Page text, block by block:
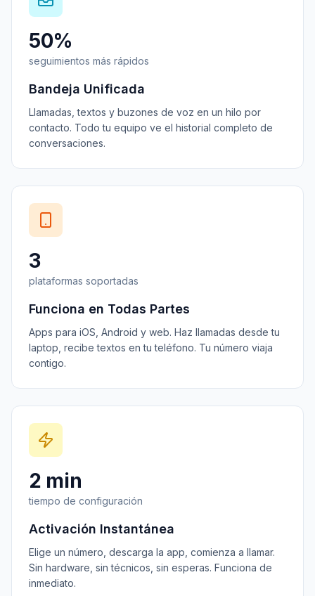
50%
seguimientos más rápidos
Bandeja Unificada
Llamadas, textos y buzones de voz en un hilo por
contacto. Todo tu equipo ve el historial completo de
conversaciones.
3
plataformas soportadas
Funciona en Todas Partes
Apps para iOS, Android y web. Haz llamadas desde tu
laptop, recibe textos en tu teléfono. Tu número viaja
contigo.
2 min
tiempo de configuración
Activación Instantánea
Elige un número, descarga la app, comienza a llamar.
Sin hardware, sin técnicos, sin esperas. Funciona de
inmediato.